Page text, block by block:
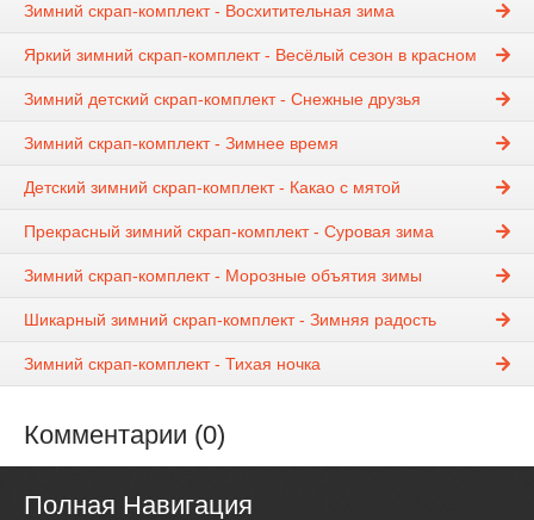
Зимний скрап-комплект - Восхитительная зима
Яркий зимний скрап-комплект - Весёлый сезон в красном
Зимний детский скрап-комплект - Снежные друзья
Зимний скрап-комплект - Зимнее время
Детский зимний скрап-комплект - Какао с мятой
Прекрасный зимний скрап-комплект - Суровая зима
Зимний скрап-комплект - Морозные объятия зимы
Шикарный зимний скрап-комплект - Зимняя радость
Зимний скрап-комплект - Тихая ночка
Комментарии (0)
Полная Навигация